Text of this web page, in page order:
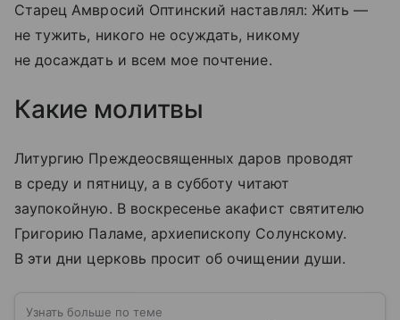
Старец Амвросий Оптинский наставлял: Жить —
не тужить, никого не осуждать, никому
не досаждать и всем мое почтение.
Какие молитвы
Литургию Преждеосвященных даров проводят
в среду и пятницу, а в субботу читают
заупокойную. В воскресенье акафист святителю
Григорию Паламе, архиепископу Солунскому.
В эти дни церковь просит об очищении души.
Узнать больше по теме